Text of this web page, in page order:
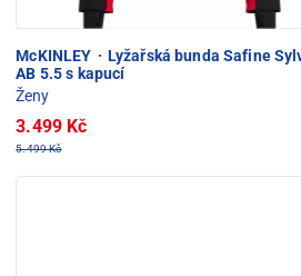
McKINLEY · Lyžařská bunda Safine
AB 5.5 s kapucí
Ženy
3.499 Kč
5.499 Kč